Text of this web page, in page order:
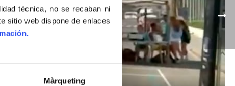
técnica, no se recaban ni
sitio web dispone de enlaces
Màrqueting